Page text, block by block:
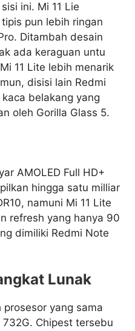
ini. Mi 11 Lie
pun lebih ringan
Ditambah desain
ada keraguan untu
11 Lite lebih menarik
disisi lain Redmi
belakang yang
oleh Gorilla Glass 5.
AMOLED Full HD+
hingga satu milliar
namuni Mi 11 Lite
refresh yang hanya 90
dimiliki Redmi Note
Lunak
yang sama
Chipest tersebu